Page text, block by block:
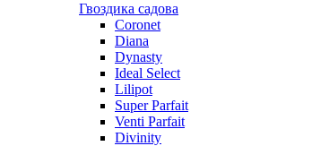
Гвоздика садова
Coronet
Diana
Dynasty
Ideal Select
Lilipot
Super Parfait
Venti Parfait
Divinity